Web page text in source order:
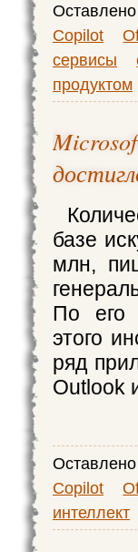
Copilot
сервисы
продуктом
базе
млн,
По его
этого
ряд
Outlook
Copilot
интеллект